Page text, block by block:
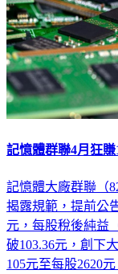
記憶體大廠群聯（
揭露規範，提前公
元，每股稅後純益
破103.36元，創下